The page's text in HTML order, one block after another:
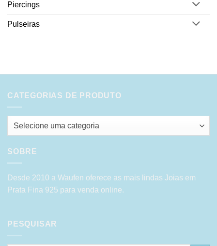
Piercings
Pulseiras
CATEGORIAS DE PRODUTO
Selecione uma categoria
SOBRE
Desde 2010 a Waufen oferece as mais lindas Joias em
Prata Fina 925 para venda online.
PESQUISAR